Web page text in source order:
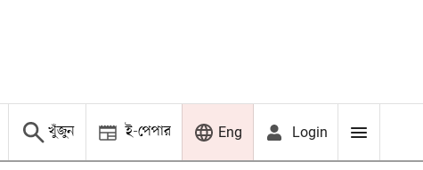
খুঁজুন ই-পেপার Eng Login